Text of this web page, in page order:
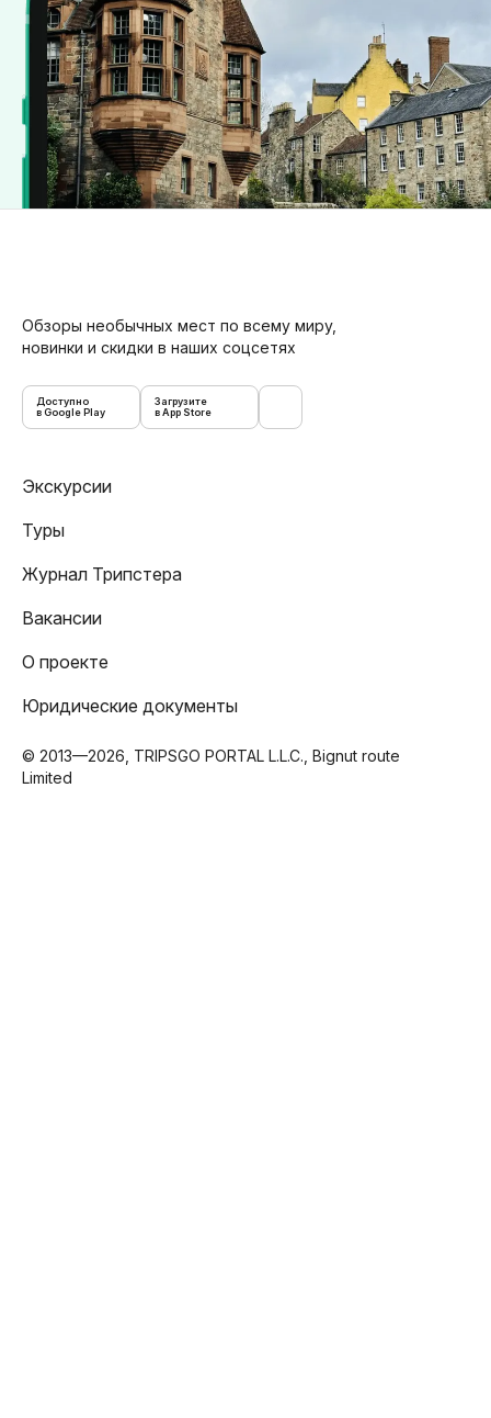
Обзоры необычных мест по всему миру,
новинки и скидки в наших соцсетях
Доступно
в Google Play
Загрузите
в App Store
Экскурсии
Туры
Журнал Трипстера
Вакансии
О проекте
Юридические документы
© 2013—2026, TRIPSGO PORTAL L.L.C., Bignut route
Limited